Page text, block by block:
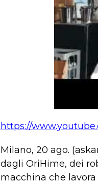
https://
Milano, 20 ago.
dagli OriHime, dei
macchina che